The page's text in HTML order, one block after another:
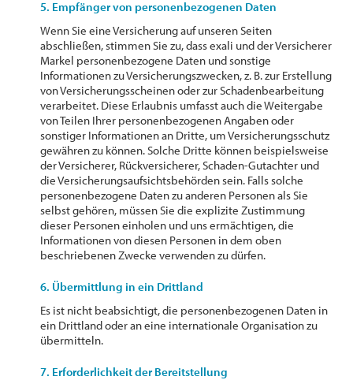
5. Empfänger von personenbezogenen Daten
Wenn Sie eine Versicherung auf unseren Seiten
abschließen, stimmen Sie zu, dass exali und der Versicherer
Markel personenbezogene Daten und sonstige
Informationen zu Versicherungszwecken, z. B. zur Erstellung
von Versicherungsscheinen oder zur Schadenbearbeitung
verarbeitet. Diese Erlaubnis umfasst auch die Weitergabe
von Teilen Ihrer personenbezogenen Angaben oder
sonstiger Informationen an Dritte, um Versicherungsschutz
gewähren zu können. Solche Dritte können beispielsweise
der Versicherer, Rückversicherer, Schaden-Gutachter und
die Versicherungsaufsichtsbehörden sein. Falls solche
personenbezogene Daten zu anderen Personen als Sie
selbst gehören, müssen Sie die explizite Zustimmung
dieser Personen einholen und uns ermächtigen, die
Informationen von diesen Personen in dem oben
beschriebenen Zwecke verwenden zu dürfen.
6. Übermittlung in ein Drittland
Es ist nicht beabsichtigt, die personenbezogenen Daten in
ein Drittland oder an eine internationale Organisation zu
übermitteln.
7. Erforderlichkeit der Bereitstellung